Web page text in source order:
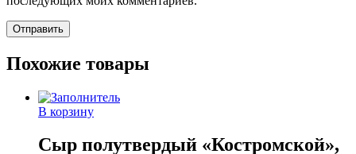
Похожие товары
В корзину
Сыр полутвердый «Костромской»,